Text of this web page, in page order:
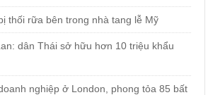
thối rữa bên trong nhà tang lễ Mỹ
dân Thái sở hữu hơn 10 triệu khẩu
nghiệp ở London, phong tỏa 85 bất